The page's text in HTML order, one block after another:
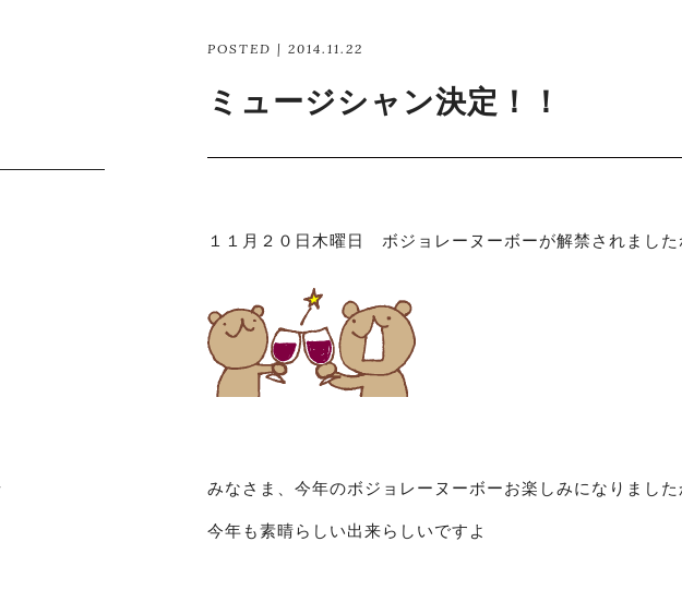
POSTED | 2014.11.22
ミュージシャン決定！！
１１月２０日木曜日 ボジョレーヌーボーが解禁されました
みなさま、今年のボジョレーヌーボーお楽しみになりました
今年も素晴らしい出来らしいですよ